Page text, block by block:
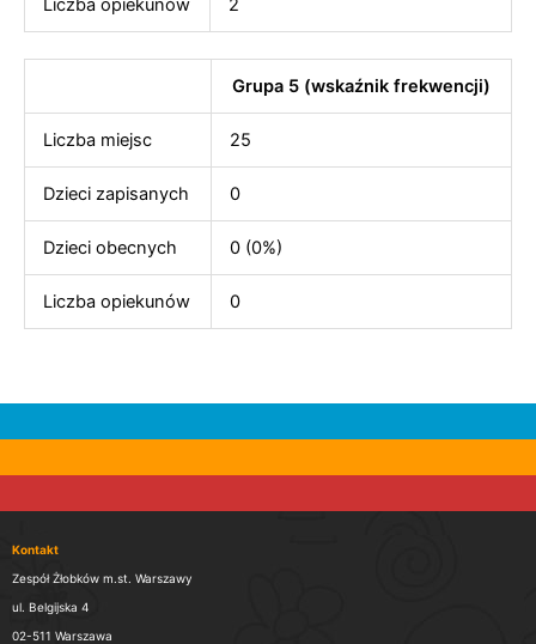
Liczba opiekunów 2
Grupa 5 (wskaźnik frekwencji)
Liczba miejsc 25
Dzieci zapisanych 0
Dzieci obecnych 0 (0%)
Liczba opiekunów 0
Kontakt
Zespół Żłobków m.st. Warszawy
ul. Belgijska 4
02-511 Warszawa